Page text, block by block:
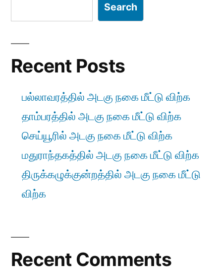
Search
Recent Posts
பல்லாவரத்தில் அடகு நகை மீட்டு விற்க
தாம்பரத்தில் அடகு நகை மீட்டு விற்க
செய்யூரில் அடகு நகை மீட்டு விற்க
மதுராந்தகத்தில் அடகு நகை மீட்டு விற்க
திருக்கழுக்குன்றத்தில் அடகு நகை மீட்டு
விற்க
Recent Comments